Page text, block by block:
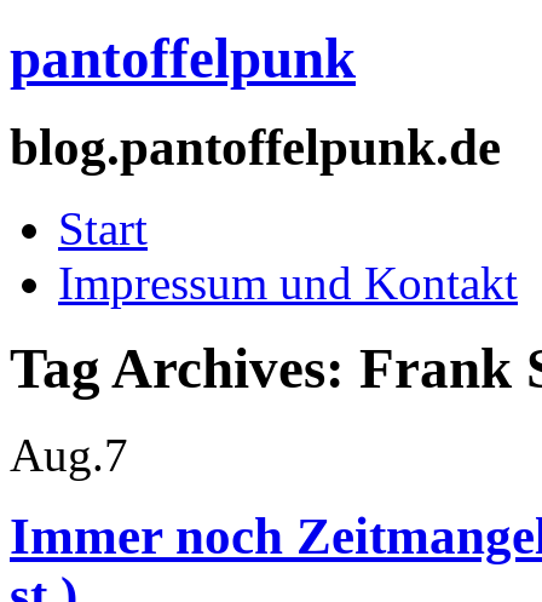
pantoffelpunk
blog.pantoffelpunk.de
Start
Impressum und Kontakt
Tag Archives: Frank
Aug.7
Immer noch